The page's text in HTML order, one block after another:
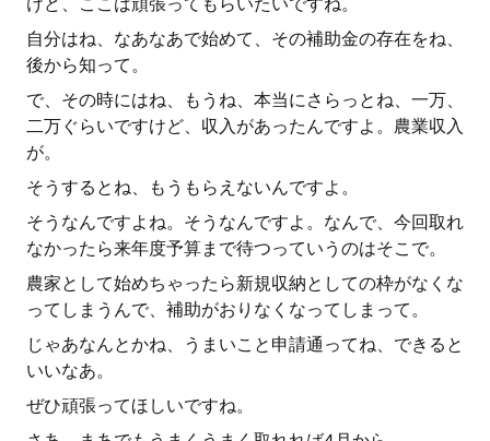
自分はね、なあなあで始めて、その補助金の存在をね、
後から知って。
で、その時にはね、もうね、本当にさらっとね、一万、
二万ぐらいですけど、収入があったんですよ。農業収入
が。
そうするとね、もうもらえないんですよ。
そうなんですよね。そうなんですよ。なんで、今回取れ
なかったら来年度予算まで待つっていうのはそこで。
農家として始めちゃったら新規収納としての枠がなくな
ってしまうんで、補助がおりなくなってしまって。
じゃあなんとかね、うまいこと申請通ってね、できると
いいなあ。
ぜひ頑張ってほしいですね。